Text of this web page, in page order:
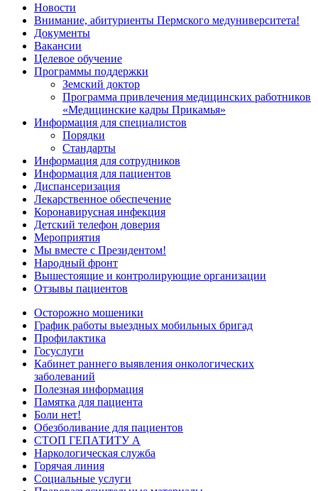
Новости
Внимание, абитуриенты Пермского медуниверситета!
Документы
Вакансии
Целевое обучение
Программы поддержки
Земский доктор
Программа привлечения медицинских работников
«Медицинские кадры Прикамья»
Информация для специалистов
Порядки
Стандарты
Информация для сотрудников
Информация для пациентов
Диспансеризация
Лекарственное обеспечение
Коронавирусная инфекция
Детский телефон доверия
Мероприятия
Мы вместе с Президентом!
Народный фронт
Вышестоящие и контролирующие организации
Отзывы пациентов
Осторожно мошеники
График работы выездных мобильных бригад
Профилактика
Госуслуги
Кабинет раннего выявления онкологических
заболеваний
Полезная информация
Памятка для пациента
Боли нет!
Обезболивание для пациентов
СТОП ГЕПАТИТУ А
Наркологическая служба
Горячая линия
Социальные услуги